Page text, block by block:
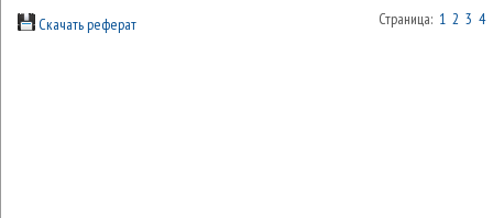
Скачать реферат Страница: 1 2 3 4